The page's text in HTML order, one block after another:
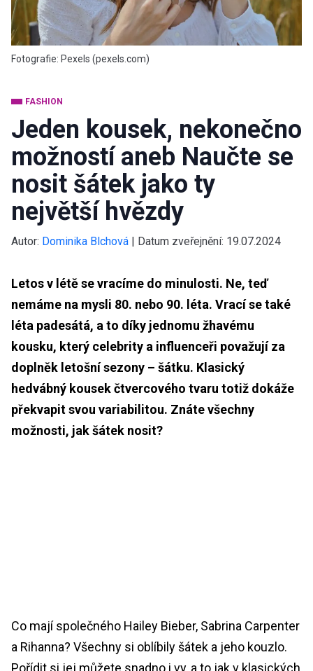
Fotografie: Pexels (pexels.com)
FASHION
Jeden kousek, nekonečno
možností aneb Naučte se
nosit šátek jako ty
největší hvězdy
Autor: Dominika Blchová | Datum zveřejnění: 19.07.2024
Letos v létě se vracíme do minulosti. Ne, teď
nemáme na mysli 80. nebo 90. léta. Vrací se také
léta padesátá, a to díky jednomu žhavému
kousku, který celebrity a influenceři považují za
doplněk letošní sezony – šátku. Klasický
hedvábný kousek čtvercového tvaru totiž dokáže
překvapit svou variabilitou. Znáte všechny
možnosti, jak šátek nosit?
Co mají společného Hailey Bieber, Sabrina Carpenter
a Rihanna? Všechny si oblíbily šátek a jeho kouzlo.
Pořídit si jej můžete snadno i vy, a to jak v klasických